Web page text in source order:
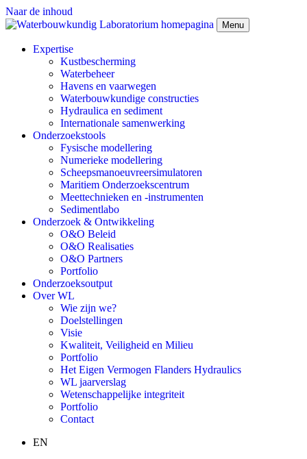
Naar de inhoud
Menu
Expertise
Kustbescherming
Waterbeheer
Havens en vaarwegen
Waterbouwkundige constructies
Hydraulica en sediment
Internationale samenwerking
Onderzoekstools
Fysische modellering
Numerieke modellering
Scheepsmanoeuvreersimulatoren
Maritiem Onderzoekscentrum
Meettechnieken en -instrumenten
Sedimentlabo
Onderzoek & Ontwikkeling
O&O Beleid
O&O Realisaties
O&O Partners
Portfolio
Onderzoeksoutput
Over WL
Wie zijn we?
Doelstellingen
Visie
Kwaliteit, Veiligheid en Milieu
Portfolio
Het Eigen Vermogen Flanders Hydraulics
WL jaarverslag
Wetenschappelijke integriteit
Portfolio
Contact
EN